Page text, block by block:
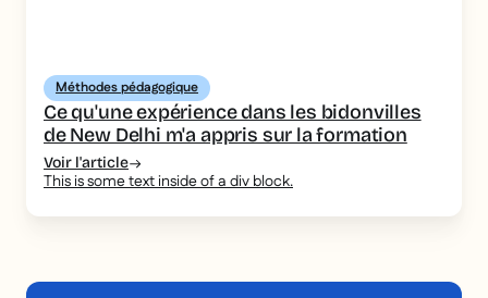
Méthodes pédagogique
Ce qu'une expérience dans les bidonvilles
de New Delhi m'a appris sur la formation
Voir l'article
This is some text inside of a div block.